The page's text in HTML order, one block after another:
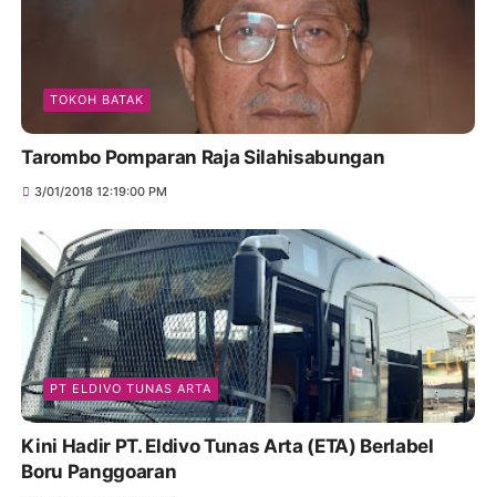
TOKOH BATAK
Tarombo Pomparan Raja Silahisabungan
3/01/2018 12:19:00 PM
PT ELDIVO TUNAS ARTA
Kini Hadir PT. Eldivo Tunas Arta (ETA) Berlabel
Boru Panggoaran